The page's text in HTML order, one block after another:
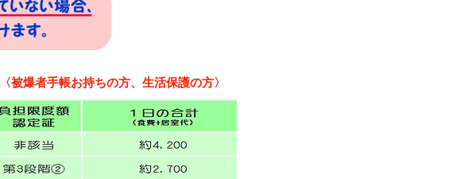
​〈被爆者手帳お持ちの方、生活保護の方〉